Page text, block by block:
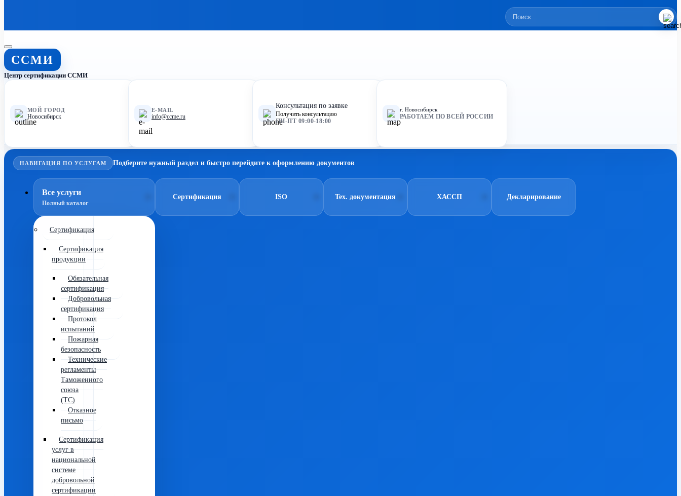
ССМИ
Центр сертификации ССМИ
МОЙ ГОРОД
Новосибирск
E-MAIL
info@ccme.ru
Консультация по заявке
Получить консультацию
ПН-ПТ 09:00-18:00
г. Новосибирск
РАБОТАЕМ ПО ВСЕЙ РОССИИ
НАВИГАЦИЯ ПО УСЛУГАМ Подберите нужный раздел и быстро перейдите к оформлению документов
Все услуги
Полный каталог
Сертификация
Сертификация
продукции
Обязательная
сертификация
Добровольная
сертификация
Протокол
испытаний
Пожарная
безопасность
Технические
регламенты
Таможенного
союза
(ТС)
Отказное
письмо
Сертификация
услуг в
национальной
системе
добровольной
сертификации
Сертификация ISO Тех. документация ХАССП Декларирование